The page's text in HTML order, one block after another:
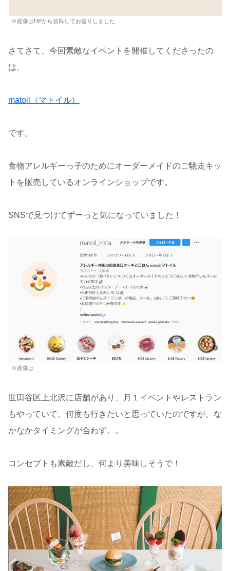
※画像はHPから抜粋してお借りしました
さてさて、今回素敵なイベントを開催してくださったの
は、
matoil（マトイル）
です。
食物アレルギーっ子のためにオーダーメイドのご馳走キッ
トを販売しているオンラインショップです。
SNSで見つけてずーっと気になっていました！
※画像は
世田谷区上北沢に店舗があり、月１イベントやレストラン
もやっていて、何度も行きたいと思っていたのですが、な
かなかタイミングが合わず。。
コンセプトも素敵だし、何より美味しそうで！